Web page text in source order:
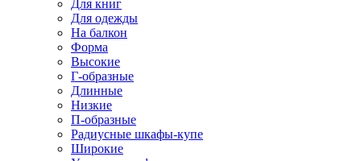
Для книг
Для одежды
На балкон
Форма
Высокие
Г-образные
Длинные
Низкие
П-образные
Радиусные шкафы-купе
Широкие